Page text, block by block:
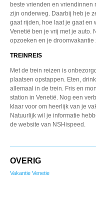
beste vrienden en vriendinnen
zijn onderweg. Daarbij heb je
gaat rijden, hoe laat je gaat en
Venetië ben je vrij met je auto.
opzoeken en je droomvakantie
TREINREIS
Met de trein reizen is
plaatsen opstappen. Eten,
allemaal in de trein. Fris en
station in Venetië. Nog een
klaar voor om heerlijk van je
Natuurlijk wil je informatie
de website van NSHispeed.
OVERIG
Vakantie Venetie